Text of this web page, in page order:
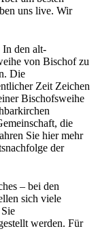
uns live. Wir
den alt-
von Bischof zu
Die
Zeit Zeichen
Bischofsweihe
die
Sie hier mehr
der
– bei den
sich viele
werden. Für